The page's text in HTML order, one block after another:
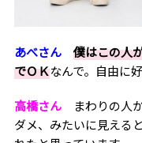
あべさん
僕はこの人
でＯＫなんで。自由に
高橋さんまわりの人か
ダメ、みたいに見える